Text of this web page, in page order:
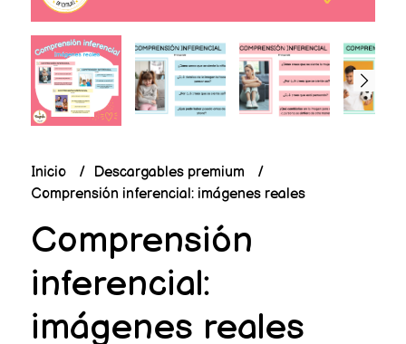
Inicio
Descargables premium
Comprensión inferencial: imágenes reales
Comprensión
inferencial:
imágenes reales